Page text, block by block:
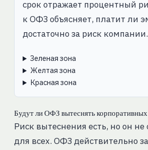
срок отражает процентный
к ОФЗ объясняет, платит ли
достаточно за риск компании.
Зеленая зона
Желтая зона
Красная зона
Будут ли ОФЗ вытеснять
Риск вытеснения есть, но он
для всех. ОФЗ действительно